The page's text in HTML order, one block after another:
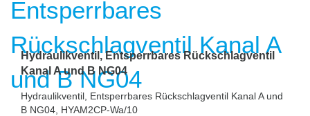
Hydraulikventil, Entsperrbares Rückschlagventil
Kanal A und B NG04
Hydraulikventil, Entsperrbares Rückschlagventil Kanal A und
B NG04, HYAM2CP-Wa/10